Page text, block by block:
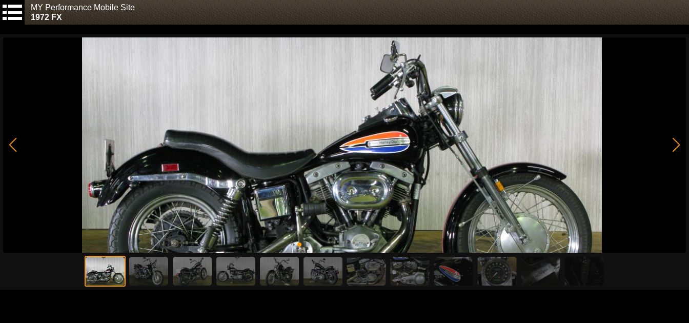
MY Performance Mobile Site
1972 FX